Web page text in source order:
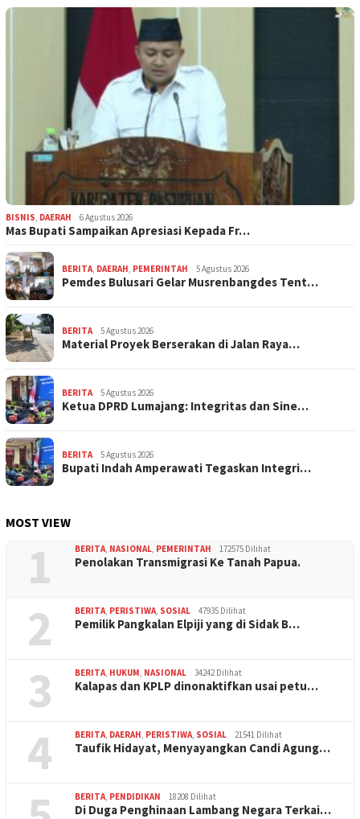
BISNIS, DAERAH 6 Agustus 2026
Mas Bupati Sampaikan Apresiasi Kepada Fr…
BERITA, DAERAH, PEMERINTAH 5 Agustus 2026
Pemdes Bulusari Gelar Musrenbangdes Tent…
BERITA 5 Agustus 2026
Material Proyek Berserakan di Jalan Raya…
BERITA 5 Agustus 2026
Ketua DPRD Lumajang: Integritas dan Sine…
BERITA 5 Agustus 2026
Bupati Indah Amperawati Tegaskan Integri…
MOST VIEW
1 BERITA, NASIONAL, PEMERINTAH 172575 Dilihat
Penolakan Transmigrasi Ke Tanah Papua.
2 BERITA, PERISTIWA, SOSIAL 47935 Dilihat
Pemilik Pangkalan Elpiji yang di Sidak B…
3 BERITA, HUKUM, NASIONAL 34242 Dilihat
Kalapas dan KPLP dinonaktifkan usai petu…
4 BERITA, DAERAH, PERISTIWA, SOSIAL 21541 Dilihat
Taufik Hidayat, Menyayangkan Candi Agung…
BERITA, PENDIDIKAN 18208 Dilihat
Di Duga Penghinaan Lambang Negara Terkai…